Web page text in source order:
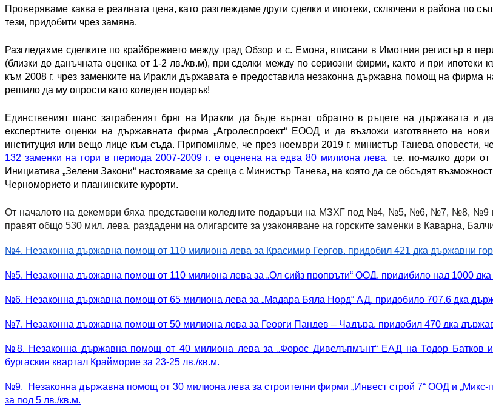
Проверяваме каква е реалната цена, като разглеждаме други сделки и ипотеки, сключени в района по
тези, придобити чрез замяна.
Разгледахме сделките по крайбрежието между град Обзор и с. Емона, вписани в Имотния регистър в
(близки до данъчната оценка от 1-2 лв./кв.м), при сделки между по сериозни фирми, както и при
към 2008 г. чрез заменките на Иракли държавата е предоставила незаконна държавна помощ на фирма
решило да му опрости като коледен подарък!
Единственият шанс заграбеният бряг на Иракли да бъде върнат обратно в ръцете на държавата и
експертните оценки на държавната фирма „Агролеспроект“ ЕООД и да възложи изготвянето на
институция или вещо лице към съда. Припомняме, че през ноември 2019 г. министър Танева оповести,
132 заменки на гори в периода 2007-2009 г. е оценена на едва 80 милиона лева, т.е. по-малко дори
Инициатива „Зелени Закони“ настояваме за среща с Министър Танева, на която да се обсъдят
Черноморието и планинските курорти.
От началото на декември бяха представени коледните подаръци на МЗХГ под №4, №5, №6, №7, №8, №9
правят общо 530 мил. лева, раздадени на олигарсите за узаконяване на горските заменки в Каварна,
№4. Незаконна държавна помощ от 110 милиона лева за Красимир Гергов, придобил 421 дка държавни
№5. Незаконна държавна помощ от 110 милиона лева за „Ол сийз пропръти“ ООД, придибило над 1000
№6. Незаконна държавна помощ от 65 милиона лева за „Мадара Бяла Норд“ АД, придобило 707,6 дка
№7. Незаконна държавна помощ от 50 милиона лева за Георги Пандев – Чадъра, придобил 470 дка
№8. Незаконна държавна помощ от 40 милиона лева за „Форос Дивелъпмънт“ ЕАД на Тодор Батков
бургаския квартал Крайморие за 23-25 лв./кв.м.
№9.  Незаконна държавна помощ от 30 милиона лева за строителни фирми „Инвест строй 7“ ООД и
за под 5 лв./кв.м.